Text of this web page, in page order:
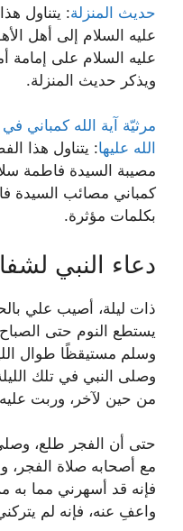
حديث المنزلة: يتناول
عليه السلام إلى أهل
عليه السلام على إمامة
ويذكر حديث المنزلة.
مرثيّة آية الله كمباني
الله عليها: يتناول هذا
مصيبة السيدة فاطمة
كمباني مصائب السيدة
بكلمات مؤثرة.
دعاء النبي
ذات ليلة، أصيب علي
يستطع النوم حتى
وسلم مستيقظًا طوال
وصلى النبي في تلك
من حين لآخر، وربت
حتى أن الفجر طلع،
مع أصحابه صلاة الفجر،
فإنه قد أسهرني مما به
واعفِ عنه، فإنه لم